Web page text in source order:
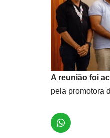
A reunião foi
pela promotora